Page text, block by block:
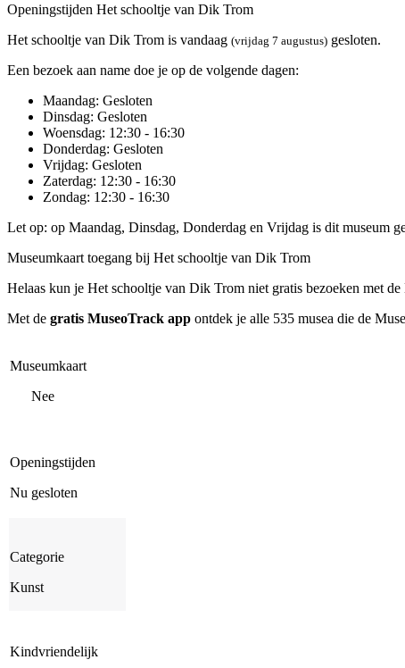
Openingstijden Het schooltje van Dik Trom
Het schooltje van Dik Trom is vandaag (vrijdag 7 augustus) gesloten.
Een bezoek aan name doe je op de volgende dagen:
Maandag: Gesloten
Dinsdag: Gesloten
Woensdag: 12:30 - 16:30
Donderdag: Gesloten
Vrijdag: Gesloten
Zaterdag: 12:30 - 16:30
Zondag: 12:30 - 16:30
Let op: op Maandag, Dinsdag, Donderdag en Vrijdag is dit museum
Museumkaart toegang bij Het schooltje van Dik Trom
Helaas kun je Het schooltje van Dik Trom niet gratis bezoeken met
Met de gratis MuseoTrack app ontdek je alle 535 musea die de
Museumkaart
Nee
Openingstijden
Nu gesloten
Categorie
Kunst
Kindvriendelijk